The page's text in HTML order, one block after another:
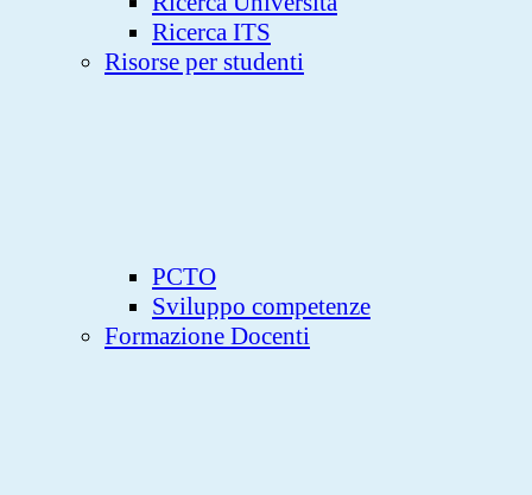
Ricerca ITS
Risorse per studenti
PCTO
Sviluppo competenze
Formazione Docenti